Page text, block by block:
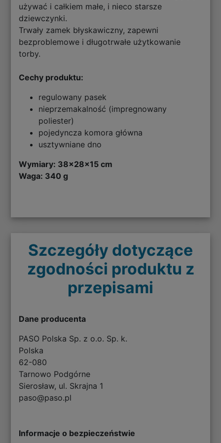
używać i całkiem małe, i nieco starsze
dziewczynki.
Trwały zamek błyskawiczny, zapewni
bezproblemowe i długotrwałe użytkowanie
torby.
Cechy produktu:
regulowany pasek
nieprzemakalność (impregnowany
poliester)
pojedyncza komora główna
usztywniane dno
Wymiary: 38x28x15 cm
Waga: 340 g
Szczegóły dotyczące
zgodności produktu z
przepisami
Dane producenta
PASO Polska Sp. z o.o. Sp. k.
Polska
62-080
Tarnowo Podgórne
Sierosław, ul. Skrajna 1
paso@paso.pl
Informacje o bezpieczeństwie